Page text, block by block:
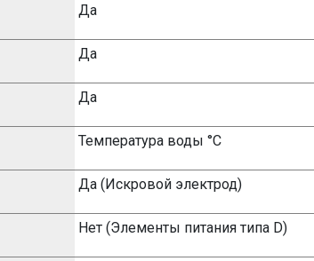
Да
Да
Да
Температура воды °C
Да (Искровой электрод)
Нет (Элементы питания типа D)